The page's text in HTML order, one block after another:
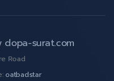
dopa-surat.com
Road
oatbadstar